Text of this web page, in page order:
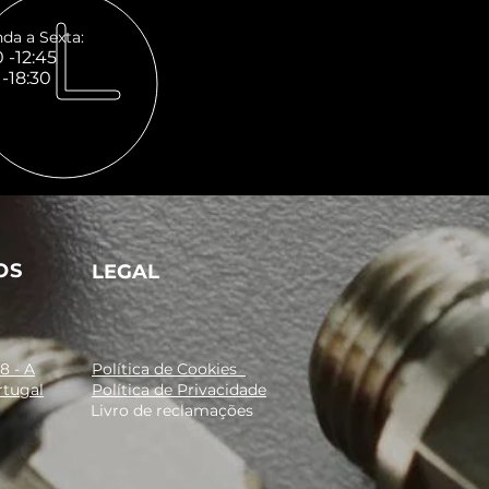
a Sexta:
-12:45
18:30
LEGAL
- A
Política de Cookies
Política de Privacidade
Livro de reclamações